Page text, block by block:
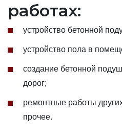
работах:
устройство бетонной
устройство пола в
создание бетонной
дорог;
ремонтные работы
прочее.